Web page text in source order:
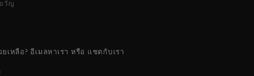
วัญ
เหลือ? อีเมลหาเรา หรือ แชตกับเรา